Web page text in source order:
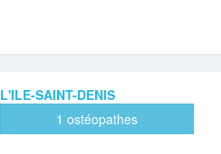
L'ILE-SAINT-DENIS
1 ostéopathes